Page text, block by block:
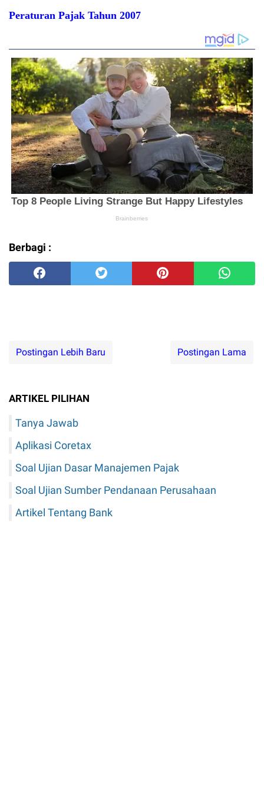
Peraturan Pajak Tahun 2007
Berbagi :
Postingan Lebih Baru Postingan Lama
ARTIKEL PILIHAN
Tanya Jawab
Aplikasi Coretax
Soal Ujian Dasar Manajemen Pajak
Soal Ujian Sumber Pendanaan Perusahaan
Artikel Tentang Bank